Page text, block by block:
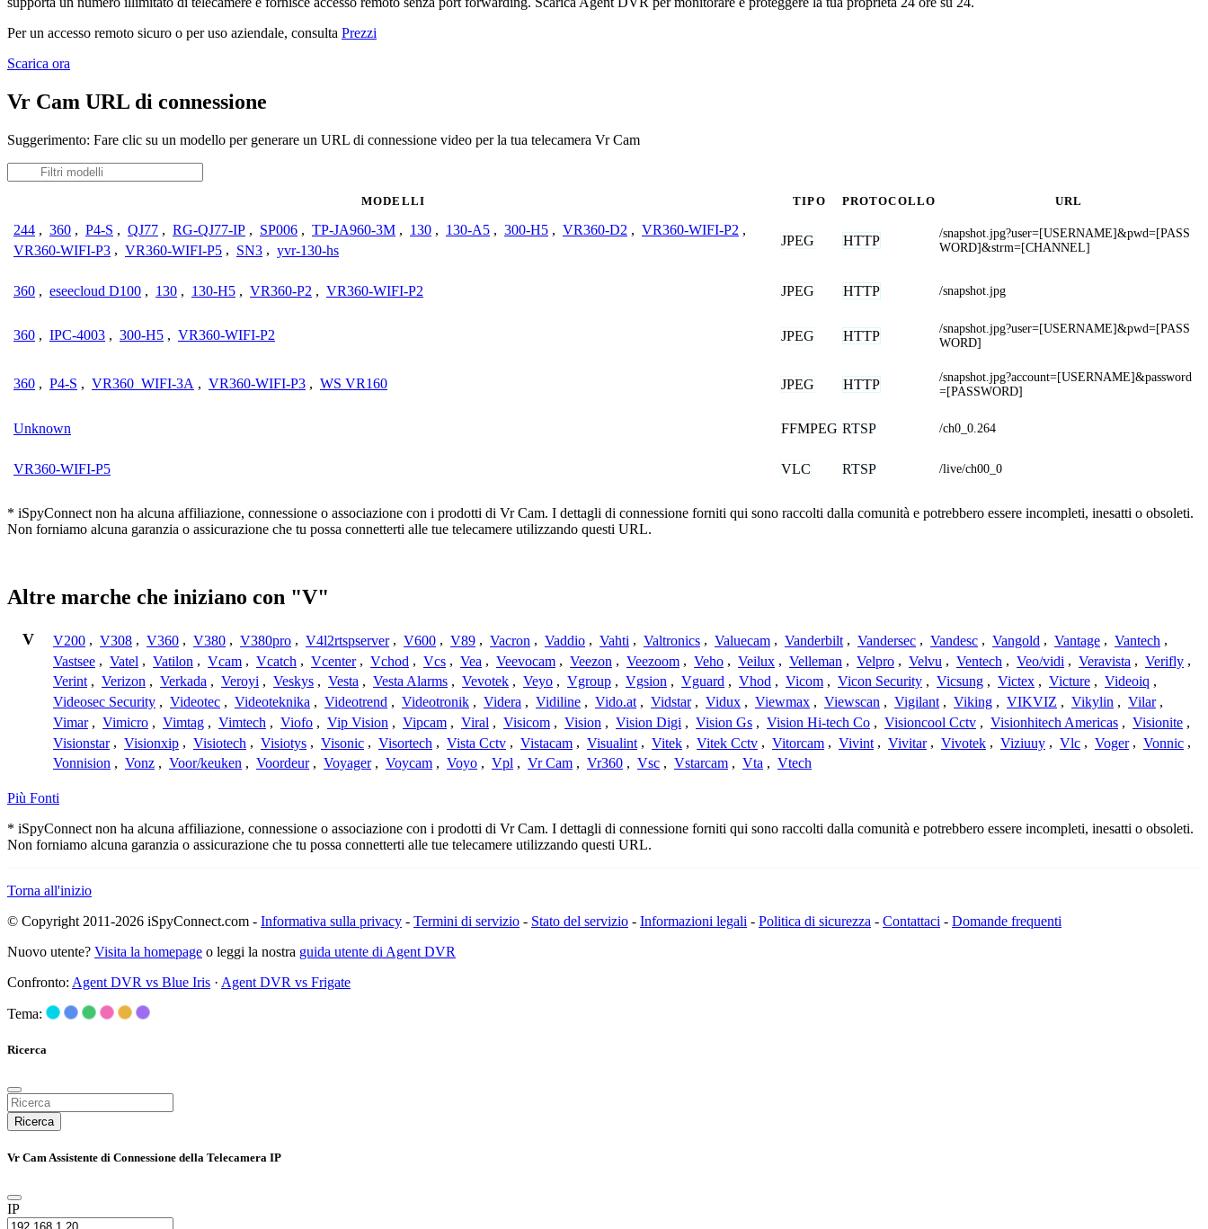
Per un accesso remoto sicuro o per uso aziendale, consulta Prezzi
Scarica ora
Vr Cam URL di connessione
Suggerimento: Fare clic su un modello per generare un URL di connessione video per la tua telecamera Vr Cam
MODELLI TIPO PROTOCOLLO URL
244 , 360 , P4-S , QJ77 , RG-QJ77-IP , SP006 , TP-JA960-3M , 130 , 130-A5 , 300-H5 , VR360-D2 , VR360-WIFI-P2 ,
VR360-WIFI-P3 , VR360-WIFI-P5 , SN3 , yvr-130-hs
JPEG HTTP
/snapshot.jpg?user=[USERNAME]&pwd=[PASS
WORD]&strm=[CHANNEL]
360 , eseecloud D100 , 130 , 130-H5 , VR360-P2 , VR360-WIFI-P2 JPEG HTTP /snapshot.jpg
360 , IPC-4003 , 300-H5 , VR360-WIFI-P2 JPEG HTTP
/snapshot.jpg?user=[USERNAME]&pwd=[PASS
WORD]
360 , P4-S , VR360_WIFI-3A , VR360-WIFI-P3 , WS VR160 JPEG HTTP
/snapshot.jpg?account=[USERNAME]&password
=[PASSWORD]
Unknown FFMPEG RTSP /ch0_0.264
VR360-WIFI-P5 VLC RTSP /live/ch00_0
* iSpyConnect non ha alcuna affiliazione, connessione o associazione con i prodotti di Vr Cam. I dettagli di connessione forniti qui sono raccolti dalla comunità e potrebbero essere incompleti, inesatti o obsoleti.
Non forniamo alcuna garanzia o assicurazione che tu possa connetterti alle tue telecamere utilizzando questi URL.
Altre marche che iniziano con "V"
V V200 , V308 , V360 , V380 , V380pro , V4l2rtspserver , V600 , V89 , Vacron , Vaddio , Vahti , Valtronics , Valuecam , Vanderbilt , Vandersec , Vandesc , Vangold , Vantage , Vantech ,
Vastsee , Vatel , Vatilon , Vcam , Vcatch , Vcenter , Vchod , Vcs , Vea , Veevocam , Veezon , Veezoom , Veho , Veilux , Velleman , Velpro , Velvu , Ventech , Veo/vidi , Veravista , Verifly ,
Verint , Verizon , Verkada , Veroyi , Veskys , Vesta , Vesta Alarms , Vevotek , Veyo , Vgroup , Vgsion , Vguard , Vhod , Vicom , Vicon Security , Vicsung , Victex , Victure , Videoiq ,
Videosec Security , Videotec , Videoteknika , Videotrend , Videotronik , Videra , Vidiline , Vido.at , Vidstar , Vidux , Viewmax , Viewscan , Vigilant , Viking , VIKVIZ , Vikylin , Vilar ,
Vimar , Vimicro , Vimtag , Vimtech , Viofo , Vip Vision , Vipcam , Viral , Visicom , Vision , Vision Digi , Vision Gs , Vision Hi-tech Co , Visioncool Cctv , Visionhitech Americas , Visionite ,
Visionstar , Visionxip , Visiotech , Visiotys , Visonic , Visortech , Vista Cctv , Vistacam , Visualint , Vitek , Vitek Cctv , Vitorcam , Vivint , Vivitar , Vivotek , Viziuuy , Vlc , Voger , Vonnic ,
Vonnision , Vonz , Voor/keuken , Voordeur , Voyager , Voycam , Voyo , Vpl , Vr Cam , Vr360 , Vsc , Vstarcam , Vta , Vtech
Più Fonti
* iSpyConnect non ha alcuna affiliazione, connessione o associazione con i prodotti di Vr Cam. I dettagli di connessione forniti qui sono raccolti dalla comunità e potrebbero essere incompleti, inesatti o obsoleti.
Non forniamo alcuna garanzia o assicurazione che tu possa connetterti alle tue telecamere utilizzando questi URL.
Torna all'inizio
© Copyright 2011-2026 iSpyConnect.com - Informativa sulla privacy - Termini di servizio - Stato del servizio - Informazioni legali - Politica di sicurezza - Contattaci - Domande frequenti
Nuovo utente? Visita la homepage o leggi la nostra guida utente di Agent DVR
Confronto: Agent DVR vs Blue Iris · Agent DVR vs Frigate
Tema:
Ricerca
Ricerca
Vr Cam Assistente di Connessione della Telecamera IP
IP